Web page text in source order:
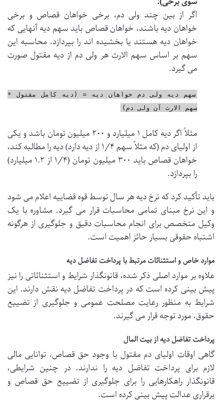
اگر از بین چند ولی دم، برخی خواهان قصاص و برخی
خواهان دیه باشند، خواهان قصاص باید سهم دیه آنهایی که
خواهان دیه هستند یا بخشیده اند را بپردازد. محاسبه این
سهم بر اساس سهم الارث هر ولی دم از دیه مقتول صورت
می گیرد.
سهم دیه ولی دم خواهان دیه = (دیه کامل مقتول *
سهم الارث آن ولی دم)
مثلاً اگر دیه کامل ۱ میلیارد و ۲۰۰ میلیون تومان باشد و یکی
از اولیای دم (که مثلاً سهم ۱/۴ از دیه دارد) دیه را مطالبه کند،
خواهان قصاص باید ۳۰۰ میلیون تومان (۱/۴ از ۱.۲ میلیارد)
را بپردازد.
باید تأکید کرد که نرخ دیه هر سال توسط قوه قضاییه اعلام می شود
و این نرخ مبنای تمامی محاسبات قرار می گیرد. مشاوره با یک
وکیل متخصص برای انجام محاسبات دقیق و جلوگیری از هرگونه
اشتباه حقوقی بسیار حائز اهمیت است.
موارد خاص و استثنائات مرتبط با پرداخت تفاضل دیه
علاوه بر موارد اصلی ذکر شده، قانونگذار شرایط و استثنائاتی را نیز
پیش بینی کرده است که در پرداخت تفاضل دیه نقش دارند. این
شرایط به منظور رعایت مصلحت عمومی و جلوگیری از تضییع
حقوق، مورد توجه قرار می گیرند.
پرداخت تفاضل دیه از بیت المال
گاهی اوقات اولیای دم مقتول با وجود حق قصاص، توانایی مالی
لازم برای پرداخت تفاضل دیه را ندارند. در چنین شرایطی،
قانونگذار راهکارهایی را برای جلوگیری از تضییع حق قصاص و
برقراری عدالت پیش بینی کرده است.